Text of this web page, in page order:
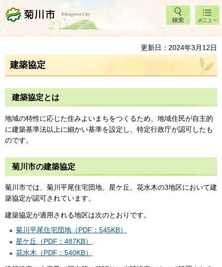
菊川市 検索
メニ
ュー
更新日：2024年3月12日
建築協定
建築協定とは
地域の特性に応じた住みよいまちをつくるため、地域住民が自主的
に建築基準法以上に細かい基準を設定し、特定行政庁が認可したも
のです。
菊川市の建築協定
菊川市では、菊川平尾住宅団地、星ケ丘、花水木の3地区において建
築協定が認可されています。
建築協定が適用される地区は次のとおりです。
菊川平尾住宅団地（PDF：545KB）
星ケ丘（PDF：487KB）
花水木（PDF：540KB）